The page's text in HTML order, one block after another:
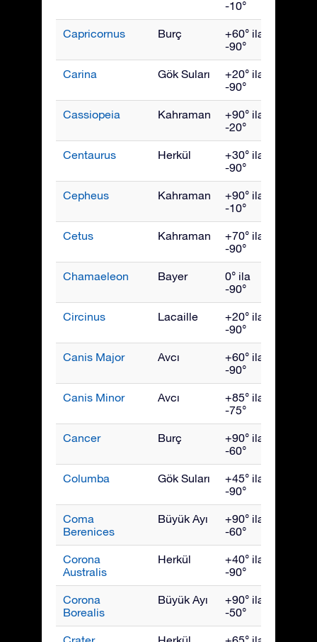
-10°
Capricornus Burç
+60° ila
-90°
Carina Gök Suları
+20° ila
-90°
Cassiopeia Kahraman
+90° ila
-20°
Centaurus Herkül
+30° ila
-90°
Cepheus Kahraman
+90° ila
-10°
Cetus Kahraman
+70° ila
-90°
Chamaeleon Bayer
0° ila
-90°
Circinus Lacaille
+20° ila
-90°
Canis Major Avcı
+60° ila
-90°
Canis Minor Avcı
+85° ila
-75°
Cancer Burç
+90° ila
-60°
Columba Gök Suları
+45° ila
-90°
Coma
Berenices
Büyük Ayı
+90° ila
-60°
Corona
Australis
Herkül
+40° ila
-90°
Corona
Borealis
Büyük Ayı
+90° ila
-50°